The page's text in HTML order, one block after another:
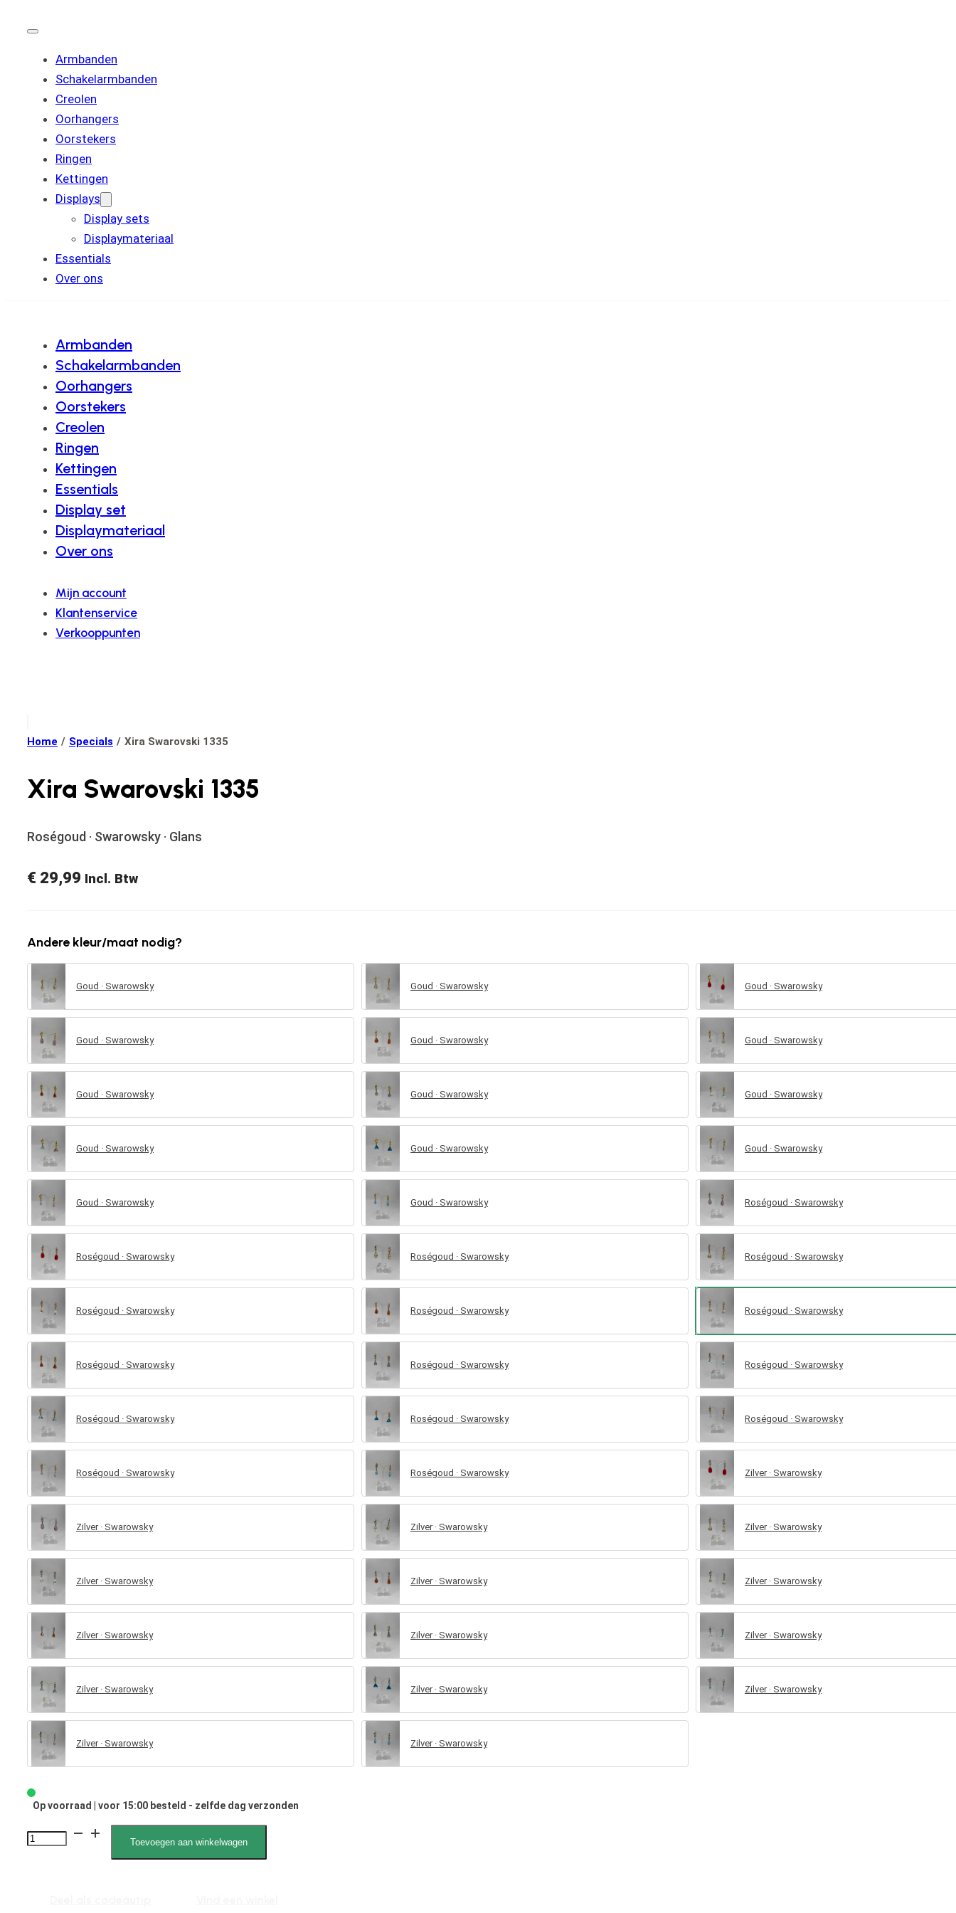
Armbanden
Schakelarmbanden
Creolen
Oorhangers
Oorstekers
Ringen
Kettingen
Displays
Display sets
Displaymateriaal
Essentials
Over ons
Armbanden
Schakelarmbanden
Oorhangers
Oorstekers
Creolen
Ringen
Kettingen
Essentials
Display set
Displaymateriaal
Over ons
Mijn account
Klantenservice
Verkooppunten
Home / Specials / Xira Swarovski 1335
Xira Swarovski 1335
Roségoud · Swarowsky · Glans
€ 29,99 Incl. Btw
Andere kleur/maat nodig?
Goud · Swarowsky Goud · Swarowsky Goud · Swarowsky
Goud · Swarowsky Goud · Swarowsky Goud · Swarowsky
Goud · Swarowsky Goud · Swarowsky Goud · Swarowsky
Goud · Swarowsky Goud · Swarowsky Goud · Swarowsky
Goud · Swarowsky Goud · Swarowsky Roségoud · Swarowsky
Roségoud · Swarowsky Roségoud · Swarowsky Roségoud · Swarowsky
Roségoud · Swarowsky Roségoud · Swarowsky Roségoud · Swarowsky
Roségoud · Swarowsky Roségoud · Swarowsky Roségoud · Swarowsky
Roségoud · Swarowsky Roségoud · Swarowsky Roségoud · Swarowsky
Roségoud · Swarowsky Roségoud · Swarowsky Zilver · Swarowsky
Zilver · Swarowsky Zilver · Swarowsky Zilver · Swarowsky
Zilver · Swarowsky Zilver · Swarowsky Zilver · Swarowsky
Zilver · Swarowsky Zilver · Swarowsky Zilver · Swarowsky
Zilver · Swarowsky Zilver · Swarowsky Zilver · Swarowsky
Zilver · Swarowsky Zilver · Swarowsky
Op voorraad | voor 15:00 besteld - zelfde dag verzonden
Xira
Toevoegen aan winkelwagen